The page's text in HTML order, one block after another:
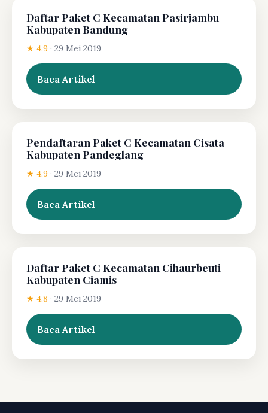
Daftar Paket C Kecamatan Pasirjambu
Kabupaten Bandung
★ 4.9 · 29 Mei 2019
Baca Artikel
Pendaftaran Paket C Kecamatan Cisata
Kabupaten Pandeglang
★ 4.9 · 29 Mei 2019
Baca Artikel
Daftar Paket C Kecamatan Cihaurbeuti
Kabupaten Ciamis
★ 4.8 · 29 Mei 2019
Baca Artikel